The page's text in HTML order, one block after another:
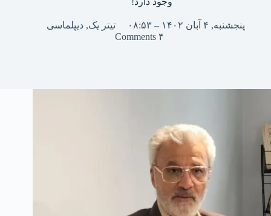
پنجشنبه, ۴ آبان ۱۴۰۲ – ۰۸:۵۳ تیتر یک,دیپلماسی
۴ Comments